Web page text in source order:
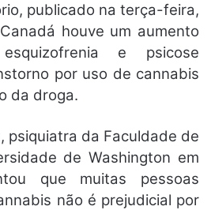
publicado na terça-feira,
houve um aumento
e psicose
por uso de cannabis
da droga.
psiquiatra da Faculdade de
de Washington em
que muitas pessoas
não é prejudicial por